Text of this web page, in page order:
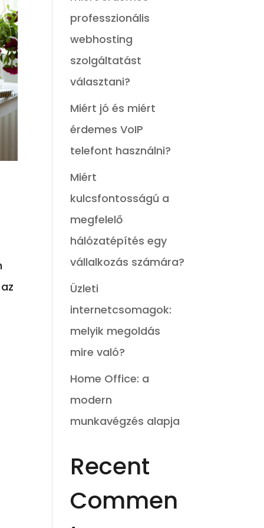
professzionális
webhosting
szolgáltatást
választani?
Miért jó és miért
érdemes VoIP
telefont használni?
Miért
kulcsfontosságú a
megfelelő
hálózatépítés egy
vállalkozás számára?
Üzleti
internetcsomagok:
melyik megoldás
mire való?
Home Office: a
modern
munkavégzés alapja
Recent
Commen